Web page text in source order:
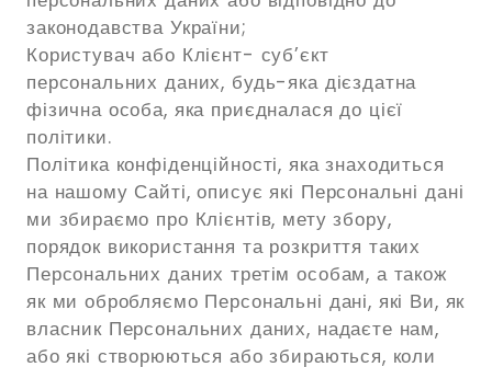
законодавства України;
Користувач або Клієнт- суб’єкт
персональних даних, будь-яка дієздатна
фізична особа, яка приєдналася до цієї
політики.
Політика конфіденційності, яка знаходиться
на нашому Сайті, описує які Персональні дані
ми збираємо про Клієнтів, мету збору,
порядок використання та розкриття таких
Персональних даних третім особам, а також
як ми обробляємо Персональні дані, які Ви, як
власник Персональних даних, надаєте нам,
або які створюються або збираються, коли